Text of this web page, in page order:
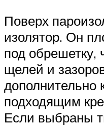
Поверх
изолятор. Он
под
щелей и
дополнительно
подходящим
Если выбраны